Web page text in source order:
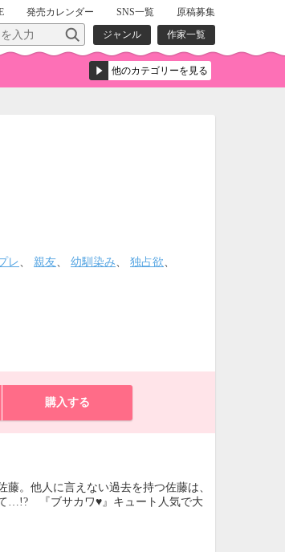
発売カレンダー SNS一覧
原稿募集
ジャンル
作家一覧
レ 、 親友、 幼馴染み、 独占欲、
購入する
。他人に言えない過去を持つ佐藤は、
…!? 『ブサカワ♥』キュート人気で大